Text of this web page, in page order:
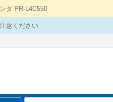
タ PR-L4C550
意ください